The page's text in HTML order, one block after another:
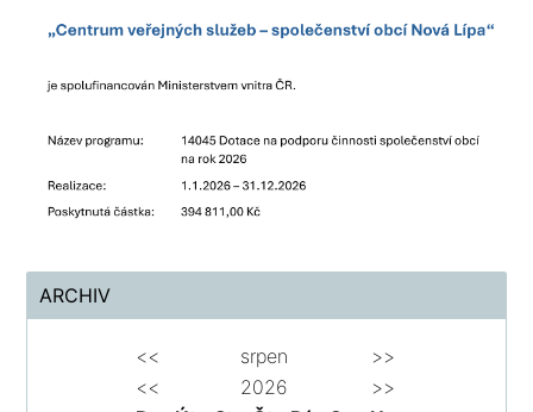
ARCHIV
<< srpen
>>
<<
2026
>>